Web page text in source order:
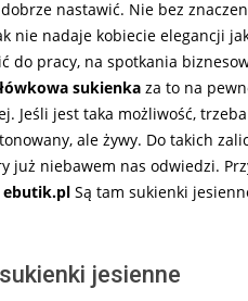
nastawić. Nie bez
nadaje kobiecie elegancji
do pracy, na spotkania
sukienka za to na
Jeśli jest taka możliwość,
ale żywy. Do takich
już niebawem nas odwiedzi.
ebutik.pl Są tam sukienki
jesienne